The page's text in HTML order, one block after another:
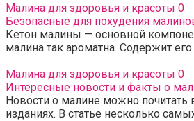
Малина для здоровья и красоты 0
Безопасные для похудения
Кетон малины — основной
малина так ароматна. Содержит
Малина для здоровья и красоты 0
Интересные новости и факты о
Новости о малине можно
изданиях. В статье несколько